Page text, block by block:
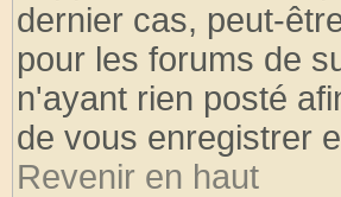
dernier cas, peut-
pour les forums de
n'ayant rien posté
de vous enregistrer
Revenir en haut